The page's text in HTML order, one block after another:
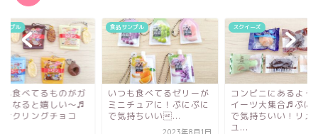
品サンプル
つも食べてるゼリーが
ニチュアに！ぷにぷに
気持ちいい...
スクイーズ
コンビニにあるようなス
イーツ大集合♬ぷにぷに
で気持ちいい！リメイ
食品サンプル
いつも食べてるも
チャになると嬉
サクサクリングチ
が...